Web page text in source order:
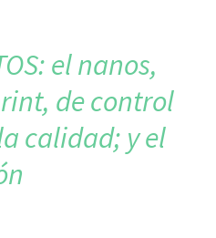
el nanos,
de control
calidad; y el